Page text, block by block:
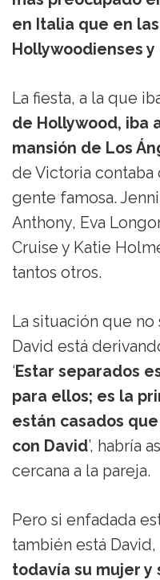
en Italia que en
Hollywoodienses y
La fiesta, a la que
de Hollywood, iba
mansión de Los
de Victoria contaba
gente famosa.
Anthony, Eva
Cruise y Katie
tantos otros.
La situación que no
David está
‘Estar separados
para ellos; es la
están casados
con David’, habría
cercana a la pareja.
Pero si enfadada
también está
todavía su mujer y